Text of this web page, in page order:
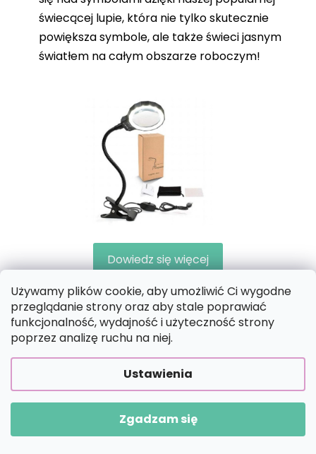
Używamy plików cookie, aby umożliwić Ci wygodne
przeglądanie strony oraz aby stale poprawiać
funkcjonalność, wydajność i użyteczność strony
poprzez analizę ruchu na niej.
Ustawienia
Zgadzam się
świecącej lupie, która nie tylko skutecznie
powiększa symbole, ale także świeci jasnym
światłem na całym obszarze roboczym!
Dowiedz się więcej
ŚLEDŹ NAS
Instagram